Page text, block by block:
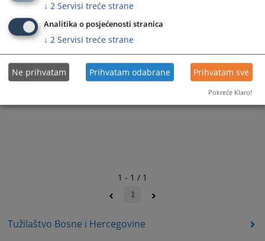
Tužilaštvo Bosne i Hercegovine
1 - 1 / 1
1
↓ 2 Servisi treće strane
Analitika o posjećenosti stranica
↓ 2 Servisi treće strane
Ne prihvatam Prihvatam odabrane Prihvatam sve
Pokreće Klaro!